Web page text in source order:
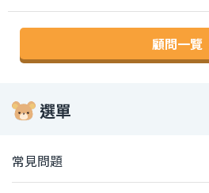
顧問一覽
選單
常見問題